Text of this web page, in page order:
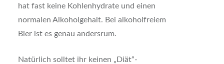
hat fast keine Kohlenhydrate und einen
normalen Alkoholgehalt. Bei alkoholfreiem
Bier ist es genau andersrum.
Natürlich solltet ihr keinen „Diät“-